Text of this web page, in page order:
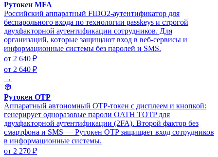
Рутокен MFA
Российский аппаратный FIDO2-аутентификатор для
беспарольного входа по технологии passkeys и строгой
двухфакторной аутентификации сотрудников. Для
организаций, которые защищают вход в веб-сервисы и
информационные системы без паролей и SMS.
от 2 640 ₽
от 2 640 ₽
→
Рутокен OTP
Аппаратный автономный OTP-токен с дисплеем и кнопкой:
генерирует одноразовые пароли OATH TOTP для
двухфакторной аутентификации (2FA). Второй фактор без
смартфона и SMS — Рутокен OTP защищает вход сотрудников
в информационные системы.
от 2 270 ₽